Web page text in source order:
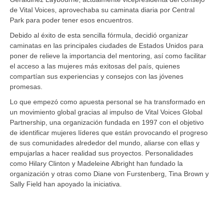
de Vital Voices, aprovechaba su caminata diaria por Central
Park para poder tener esos encuentros.
Debido al éxito de esta sencilla fórmula, decidió organizar
caminatas en las principales ciudades de Estados Unidos para
poner de relieve la importancia del mentoring, así como facilitar
el acceso a las mujeres más exitosas del país, quienes
compartían sus experiencias y consejos con las jóvenes
promesas.
Lo que empezó como apuesta personal se ha transformado en
un movimiento global gracias al impulso de Vital Voices Global
Partnership, una organización fundada en 1997 con el objetivo
de identificar mujeres líderes que están provocando el progreso
de sus comunidades alrededor del mundo, aliarse con ellas y
empujarlas a hacer realidad sus proyectos. Personalidades
como Hilary Clinton y Madeleine Albright han fundado la
organización y otras como Diane von Furstenberg, Tina Brown y
Sally Field han apoyado la iniciativa.